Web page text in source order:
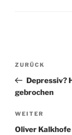
Vorheriger
Beitrag
ZURÜCK
Depressiv?
gebrochen
Nächster
Beitrag
WEITER
Oliver